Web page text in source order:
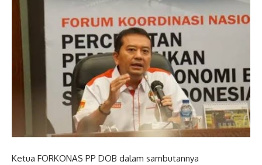
Ketua FORKONAS PP DOB dalam sambutannya